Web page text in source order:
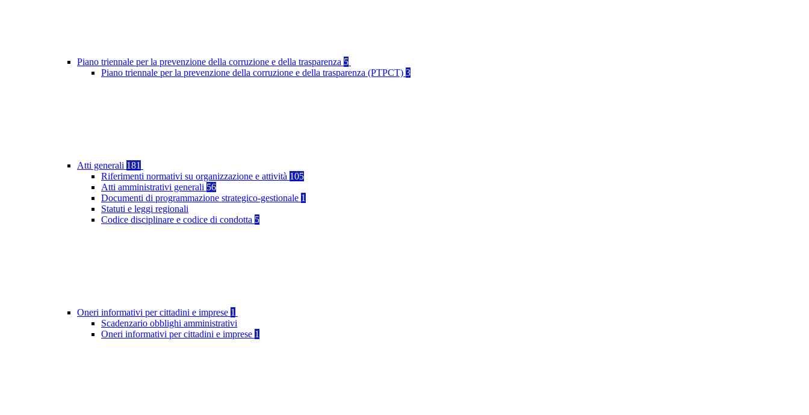
Piano triennale per la prevenzione della corruzione e della trasparenza 5
Piano triennale per la prevenzione della corruzione e della trasparenza (PTPCT) 3
Atti generali 181
Riferimenti normativi su organizzazione e attività 105
Atti amministrativi generali 56
Documenti di programmazione strategico-gestionale 1
Statuti e leggi regionali
Codice disciplinare e codice di condotta 5
Oneri informativi per cittadini e imprese 1
Scadenzario obblighi amministrativi
Oneri informativi per cittadini e imprese 1